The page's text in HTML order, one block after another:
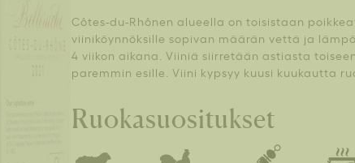
Côtes-du-Rhônen alueella on toisistaan
viiniköynnöksille sopivan määrän vettä ja
4 viikon aikana. Viiniä siirretään astiasta
paremmin esille. Viini kypsyy kuusi kuukautta
Ruokasuositukset